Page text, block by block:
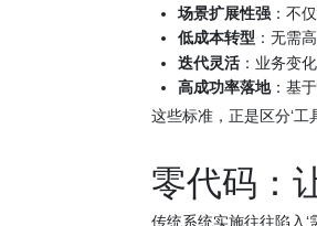
场景扩展性强 ：不
低成本转型 ：无需
迭代灵活 ：业务变
高成功率落地：基
这些标准，正是区分‘工
零代码：
传统系统实施往往陷入